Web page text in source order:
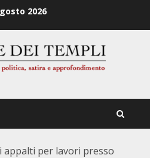
2026
appalti per lavori presso